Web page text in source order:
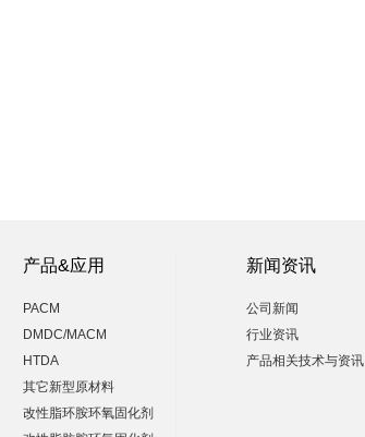
产品&应用
PACM
DMDC/MACM
HTDA
其它新型原材料
改性脂环胺环氧固化剂
新闻资讯
公司新闻
行业资讯
产品相关技术与资讯